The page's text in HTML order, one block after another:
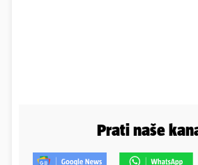
Prati naše